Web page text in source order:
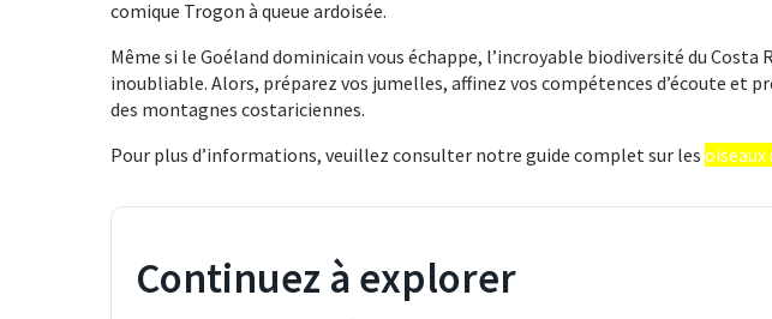
comique Trogon à queue ardoisée.
Même si le Goéland dominicain vous échappe, l’incroyable biodiversité du
inoubliable. Alors, préparez vos jumelles, affinez vos compétences d’écoute et
des montagnes costariciennes.
Pour plus d’informations, veuillez consulter notre guide complet sur les oiseaux
Continuez à explorer